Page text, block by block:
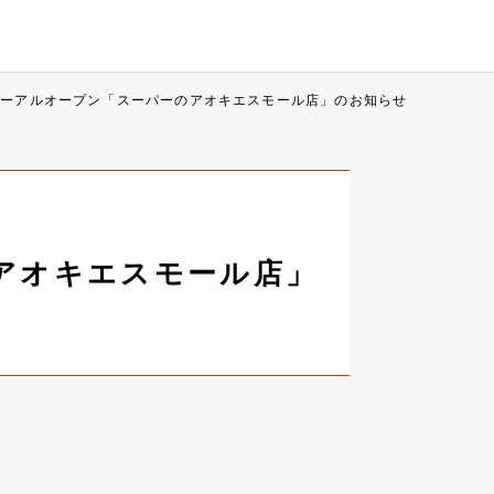
アルオープン「スーパーのアオキエスモール店」のお知らせ
キエスモール店」